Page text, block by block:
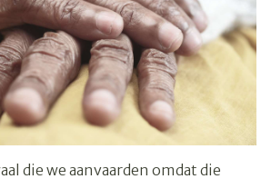
die we aanvaarden omdat die